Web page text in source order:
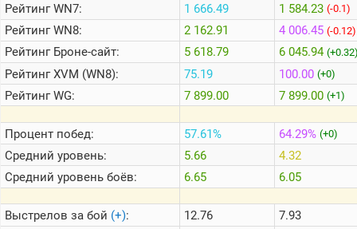
Портал
Мира
Танков
РейтингWN7:
РейтингWN8:
РейтингБроне-сайт:
РейтингXVM (WN8):
РейтингWG:
Процент побед:
Средний уровень:
Средний уровень боёв:
Выстрелов за бой (+):
1 666.49
2 162.91
5 618.79
75.19
7 899.00
57.61%
5.66
6.65
12.76
1 584.23 (-0.1)
4 006.45 (-0.12)
6 045.94
100.00 (+0)
7 899.00 (+1)
64.29% (+0)
4.32
6.05
7.93